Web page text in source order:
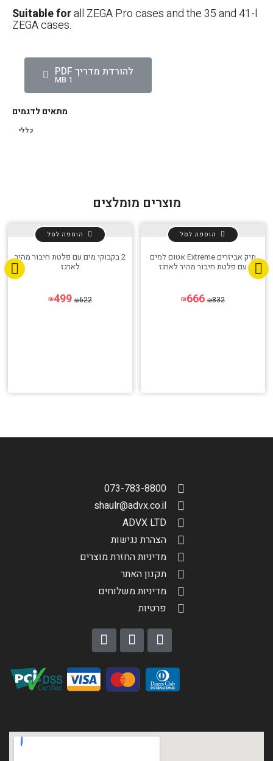
Suitable forall ZEGA Pro cases and the 35 and 41-l
ZEGA cases.
להורדת מדריך PDF
1 MB
מתאים לדגמים
כללי
מוצרים מומלצים
תיק אביזרים Extreme אטום למים
עם פלטת חיבור מהיר לארגז
₪832
₪666
הוספה לסל
2 בקבוקי מים עם פלטת חיבור מהיר
לארגז
₪622
₪499
הוספה לסל
073-783-8800
shaulr@advx.co.il
ADVX LTD
הצהרת נגישות
מדיניות החזרת מוצרים
תקנון האתר
מדיניות משלוחים
פרטיות